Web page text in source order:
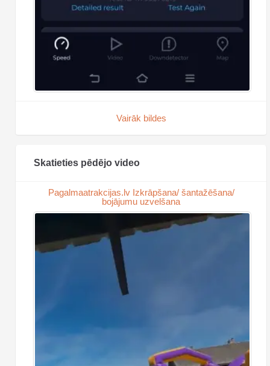
Vairāk bildes
Skatieties pēdējo video
Pagalmaatrakcijas.lv Izkrāpšana/ šantažēšana/
bojājumu uzvelšana